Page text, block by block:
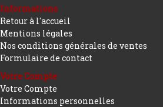
Informations
Retour à l'accueil
Mentions légales
Nos conditions générales de ventes
Formulaire de contact
Votre Compte
Votre Compte
Informations personnelles